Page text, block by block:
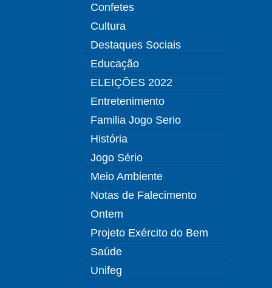
Confetes
Cultura
Destaques Sociais
Educação
ELEIÇÕES 2022
Entretenimento
Familia Jogo Serio
História
Jogo Sério
Meio Ambiente
Notas de Falecimento
Ontem
Projeto Exército do Bem
Saúde
Unifeg